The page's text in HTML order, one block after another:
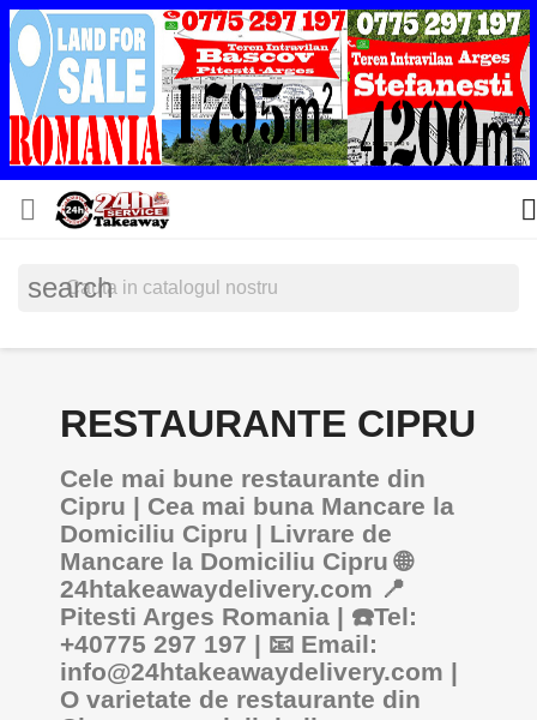
 
search
RESTAURANTE CIPRU
Cele mai bune restaurante din
Cipru | Cea mai buna Mancare la
Domiciliu Cipru | Livrare de
Mancare la Domiciliu Cipru 🌐
24htakeawaydelivery.com 📍
Pitesti Arges Romania | ☎️Tel:
+40775 297 197 | 📧 Email:
info@24htakeawaydelivery.com |
O varietate de restaurante din